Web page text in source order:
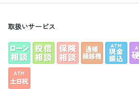
取扱いサービス